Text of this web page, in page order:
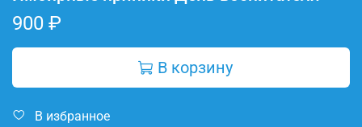
900 ₽
В корзину
В избранное